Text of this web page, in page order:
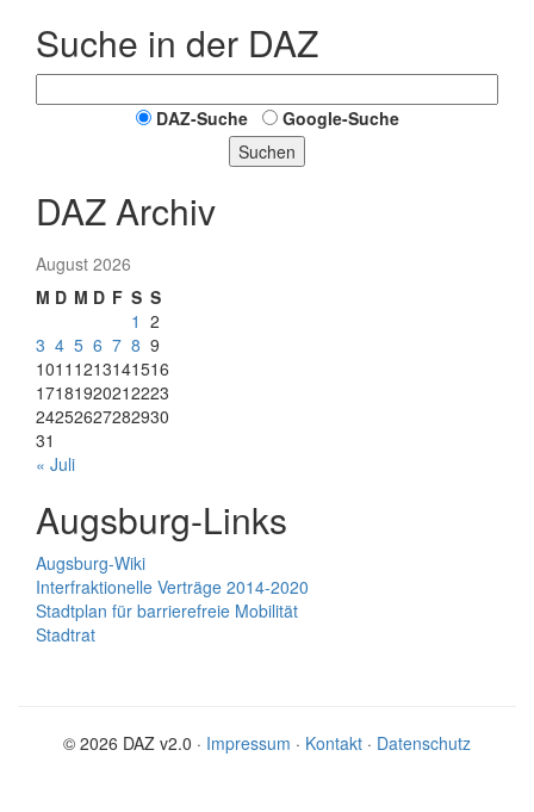
Suche in der DAZ
DAZ-Suche
Google-Suche
Suchen
DAZ Archiv
August 2026
M D M D F S S
1 2
3 4 5 6 7 8 9
1011 1213141516
17181920212223
24252627282930
31
« Juli
Augsburg-Links
Augsburg-Wiki
Interfraktionelle Verträge 2014-2020
Stadtplan für barrierefreie Mobilität
Stadtrat
© 2026 DAZ v2.0 · Impressum · Kontakt · Datenschutz